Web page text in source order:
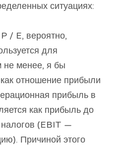
ситуациях:
P / E, вероятно,
для
не менее, я бы
отношение прибыли
прибыль в
как прибыль до
налогов (EBIT —
Причиной этого